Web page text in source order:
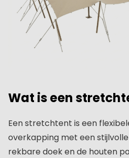
Wat is een
Een stretchtent is een
overkapping met een
rekbare doek en de houten